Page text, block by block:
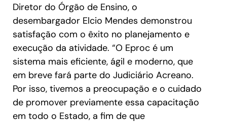
Diretor do Órgão de Ensino, o
desembargador Elcio Mendes demonstrou
satisfação com o êxito no planejamento e
execução da atividade. “O Eproc é um
sistema mais eficiente, ágil e moderno, que
em breve fará parte do Judiciário Acreano.
Por isso, tivemos a preocupação e o cuidado
de promover previamente essa capacitação
em todo o Estado, a fim de que